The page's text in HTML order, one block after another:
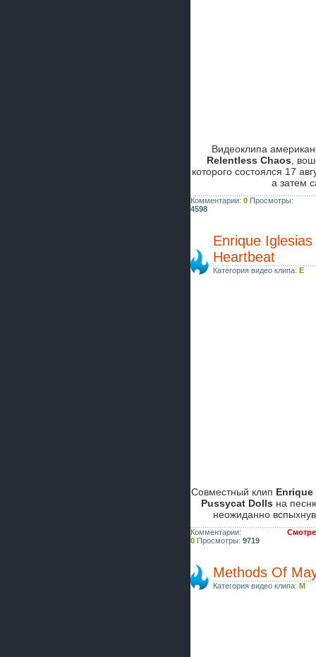
Видеоклипа
Relentless Chaos ,
которого состоялся 17
а затем
Комментарии: 0 Просмотры:
4598
Enrique
Heartbeat
Категория видео клипа: E
Совместный клип
Pussycat Dolls на
неожиданно
Комментарии:
0 Просмотры: 9719
Methods Of
Категория видео клипа: M